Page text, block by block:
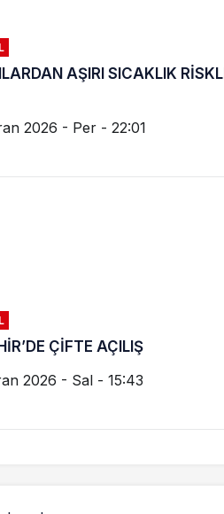
AŞIRI SICAKLIK
2026 - Per - 22:01
ÇİFTE AÇILIŞ
2026 - Sal - 15:43